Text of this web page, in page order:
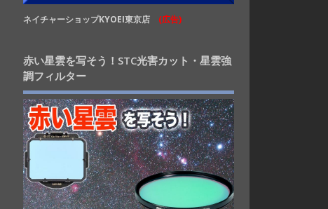
ネイチャーショップKYOEI東京店 (広告)
赤い星雲を写そう！STC光害カット・星雲強
調フィルター